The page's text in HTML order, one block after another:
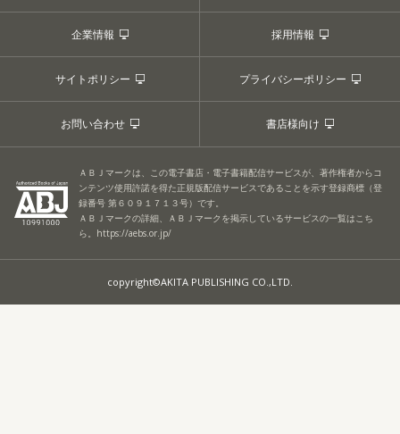
企業情報 採用情報
サイトポリシー プライバシーポリシー
お問い合わせ 書店様向け
ＡＢＪマークは、この電子書店・電子書籍配信サービスが、著作権者からコ
ンテンツ使用許諾を得た正規版配信サービスであることを示す登録商標（登
録番号 第６０９１７１３号）です。
ＡＢＪマークの詳細、ＡＢＪマークを掲示しているサービスの一覧はこち
ら。 https://aebs.or.jp/
copyright©AKITA PUBLISHING CO.,LTD.